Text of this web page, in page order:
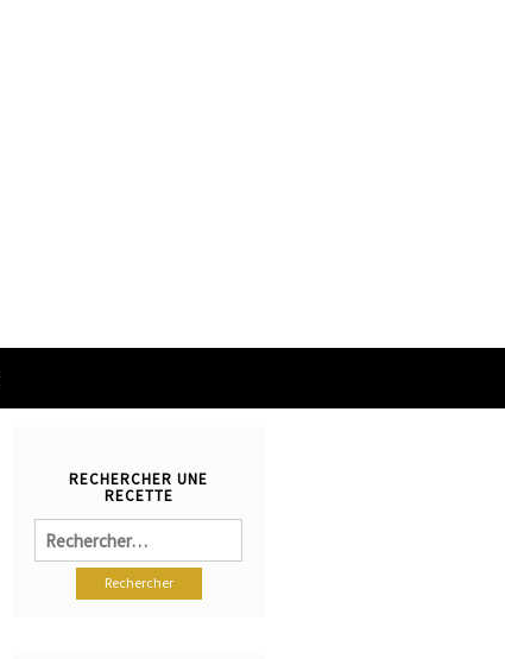
RECHERCHER UNE
RECETTE
Rechercher :